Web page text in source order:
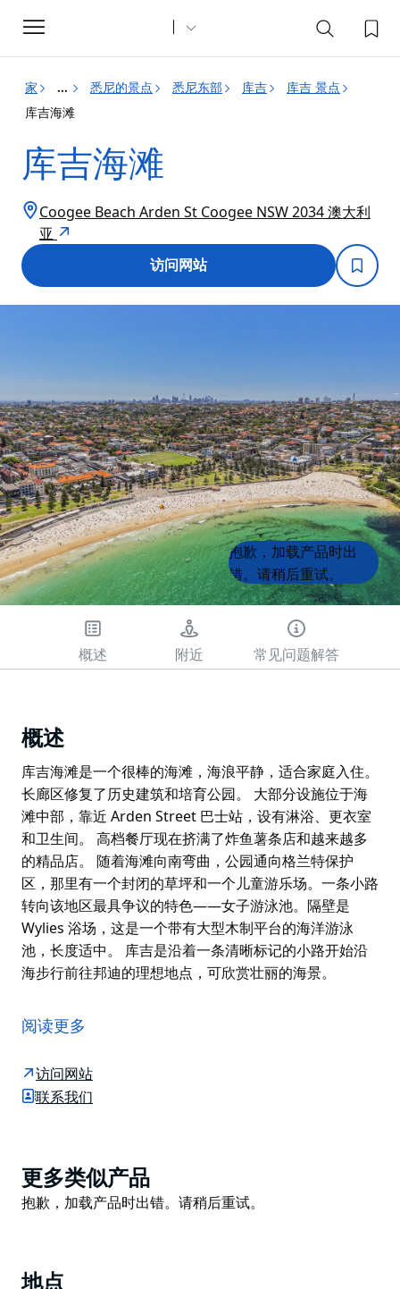
Toggle
navigation
家 ... 悉尼的景点 悉尼东部 库吉
库吉 景点
库吉海滩
库吉海滩
Coogee Beach Arden St Coogee NSW 2034 澳大利
亚
访问网站
Product
List
Product
List
抱歉，加载产品时出
错。请稍后重试。
概述 附近 常见问题解答
概述
库吉海滩是一个很棒的海滩，海浪平静，适合家庭入住。
长廊区修复了历史建筑和培育公园。 大部分设施位于海
滩中部，靠近 Arden Street 巴士站，设有淋浴、更衣室
和卫生间。 高档餐厅现在挤满了炸鱼薯条店和越来越多
的精品店。 随着海滩向南弯曲，公园通向格兰特保护
区，那里有一个封闭的草坪和一个儿童游乐场。一条小路
转向该地区最具争议的特色——女子游泳池。隔壁是
Wylies 浴场，这是一个带有大型木制平台的海洋游泳
池，长度适中。 库吉是沿着一条清晰标记的小路开始沿
海步行前往邦迪的理想地点，可欣赏壮丽的海景。
长廊区修复了历史建筑和培育公园。
设有淋浴、更衣室和卫生间。
高档餐厅现在挤满了炸鱼薯条店和越来越多的精品店。
争议的特色——女子游泳池。隔壁是 Wylies 浴场，这是
一个带有大型木制平台的海洋游泳池，长度适中。
阅读更多
访问网站
联系我们
Product
List
更多类似产品
Product
抱歉，加载产品时出错。请稍后重试。
地点